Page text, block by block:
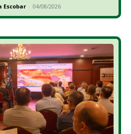
Escobar - 04/08/2026